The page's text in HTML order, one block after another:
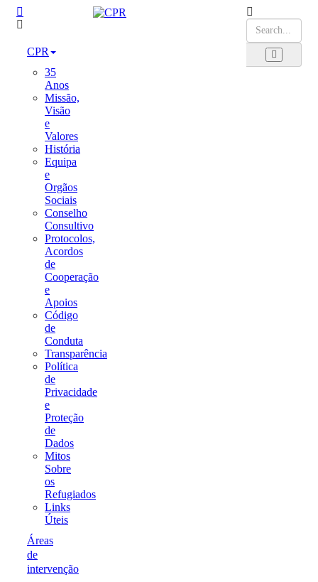
CPR
35
Anos
Missão,
Visão
e
Valores
História
Equipa
e
Orgãos
Sociais
Conselho
Consultivo
Protocolos,
Acordos
de
Cooperação
e
Apoios
Código
de
Conduta
Transparência
Política
de
Privacidade
e
Proteção
de
Dados
Mitos
Sobre
os
Refugiados
Links
Úteis
Áreas
de
intervenção